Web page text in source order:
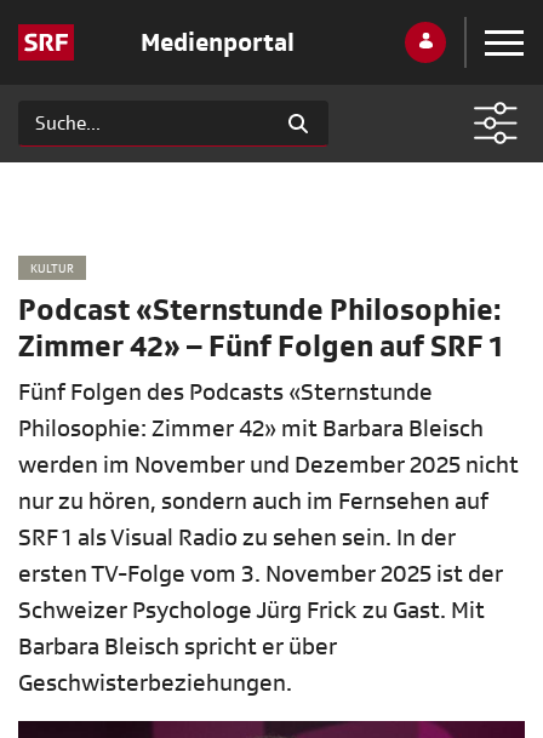
Medienportal
KULTUR
Podcast «Sternstunde Philosophie:
Zimmer 42» – Fünf Folgen auf SRF 1
Fünf Folgen des Podcasts «Sternstunde
Philosophie: Zimmer 42» mit Barbara Bleisch
werden im November und Dezember 2025 nicht
nur zu hören, sondern auch im Fernsehen auf
SRF 1 als Visual Radio zu sehen sein. In der
ersten TV-Folge vom 3. November 2025 ist der
Schweizer Psychologe Jürg Frick zu Gast. Mit
Barbara Bleisch spricht er über
Geschwisterbeziehungen.